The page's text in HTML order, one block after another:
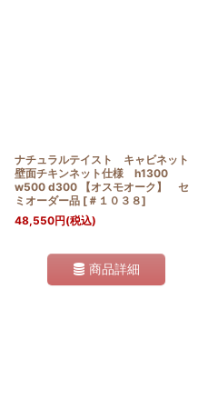
ナチュラルテイスト キャビネット
壁面チキンネット仕様 h1300
w500 d300 【オスモオーク】 セ
ミオーダー品 [ ＃１０３８]
48,550円(税込)
商品詳細